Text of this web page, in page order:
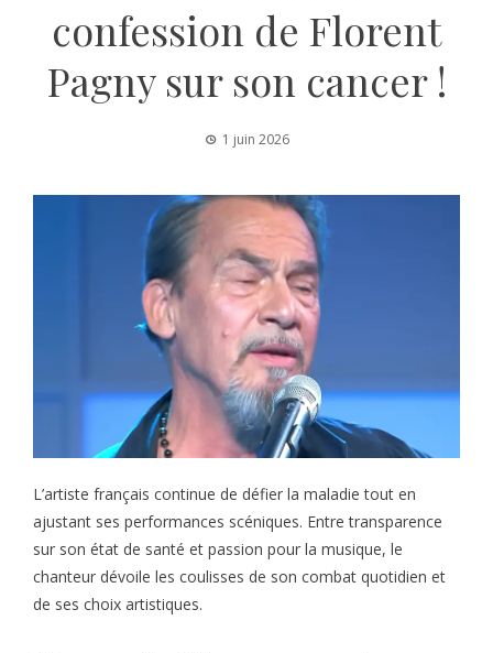
confession de Florent
Pagny sur son cancer !
1 juin 2026
L’artiste français continue de défier la maladie tout en
ajustant ses performances scéniques. Entre transparence
sur son état de santé et passion pour la musique, le
chanteur dévoile les coulisses de son combat quotidien et
de ses choix artistiques.